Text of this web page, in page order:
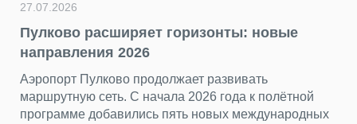
27.07.2026
Пулково расширяет горизонты: новые
направления 2026
Аэропорт Пулково продолжает развивать
маршрутную сеть. С начала 2026 года к полётной
программе добавились пять новых международных